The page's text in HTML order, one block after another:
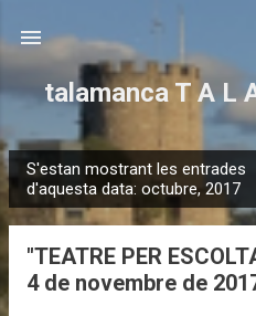
talamanca T A L
E
n
S'estan mostrant les entrades
d'aquesta data: octubre, 2017
"TEATRE PER
4 de novembre de